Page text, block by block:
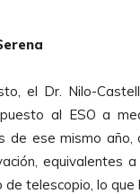
el Dr. Nilo-
al ESO a
de ese mismo año,
equivalentes
telescopio, lo que